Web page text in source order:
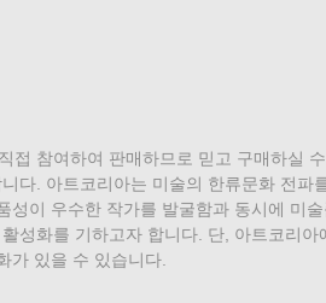
참여하여 판매하므로 믿고 구매하실
다. 아트코리아는 미술의 한류문화 전
이 우수한 작가를 발굴함과 동시에 미
성화를 기하고자 합니다. 단, 아트코리
가 있을 수 있습니다.